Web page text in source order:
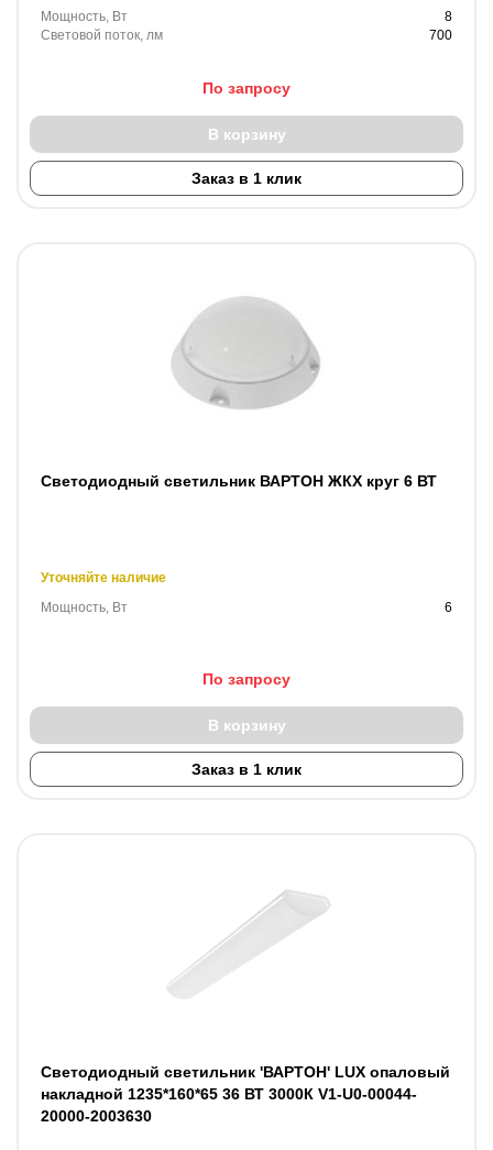
Мощность, Вт
8
Световой поток, лм
700
По запросу
В корзину
Заказ в 1 клик
Светодиодный светильник ВАРТОН ЖКХ круг 6 ВТ
Уточняйте наличие
Мощность, Вт
6
По запросу
В корзину
Заказ в 1 клик
Светодиодный светильник 'ВАРТОН' LUX опаловый
накладной 1235*160*65 36 ВТ 3000К V1-U0-00044-
20000-2003630